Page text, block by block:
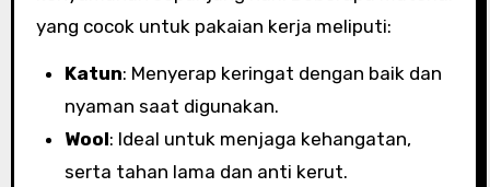
yang cocok untuk pakaian kerja meliputi:
Katun: Menyerap keringat dengan baik dan
nyaman saat digunakan.
Wool: Ideal untuk menjaga kehangatan,
serta tahan lama dan anti kerut.